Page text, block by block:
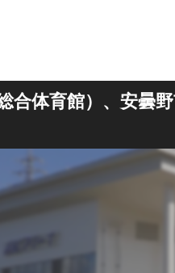
合体育館）、安曇